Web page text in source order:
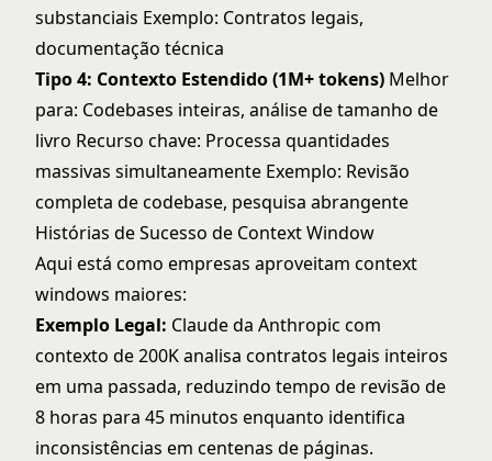
substanciais Exemplo: Contratos legais,
documentação técnica
Tipo 4: Contexto Estendido (1M+ tokens) Melhor
para: Codebases inteiras, análise de tamanho de
livro Recurso chave: Processa quantidades
massivas simultaneamente Exemplo: Revisão
completa de codebase, pesquisa abrangente
Histórias de Sucesso de Context Window
Aqui está como empresas aproveitam context
windows maiores:
Exemplo Legal: Claude da Anthropic com
contexto de 200K analisa contratos legais inteiros
em uma passada, reduzindo tempo de revisão de
8 horas para 45 minutos enquanto identifica
inconsistências em centenas de páginas.